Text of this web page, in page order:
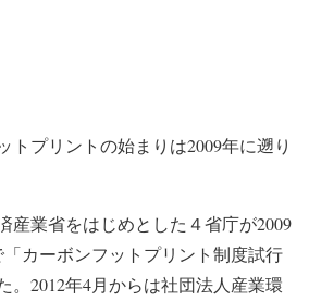
トプリントの始まりは2009年に遡り
産業省をはじめとした４省庁が2009
カーボンフットプリント制度試行
。2012年4月からは社団法人産業環